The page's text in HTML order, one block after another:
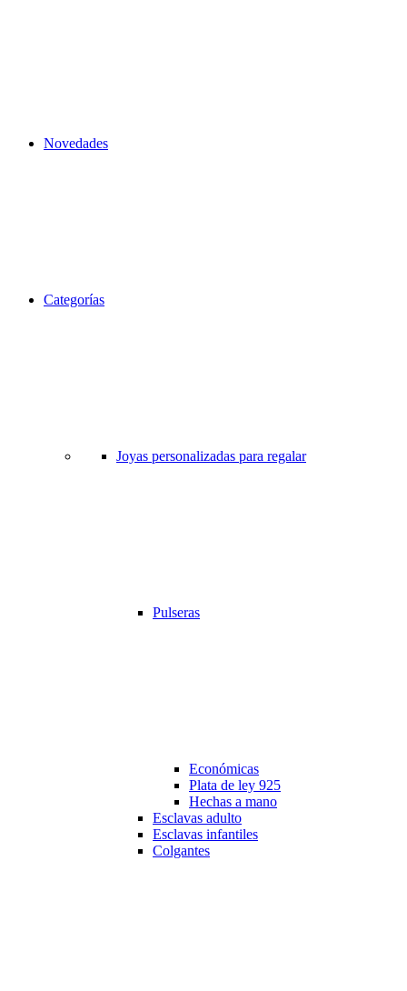
Novedades
Categorías
Joyas personalizadas para regalar
Pulseras
Económicas
Plata de ley 925
Hechas a mano
Esclavas adulto
Esclavas infantiles
Colgantes